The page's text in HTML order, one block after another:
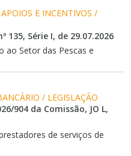
E INCENTIVOS /
135, Série I, de 29.07.2026
ao Setor das Pescas e
/ LEGISLAÇÃO
904 da Comissão, JO L,
de serviços de